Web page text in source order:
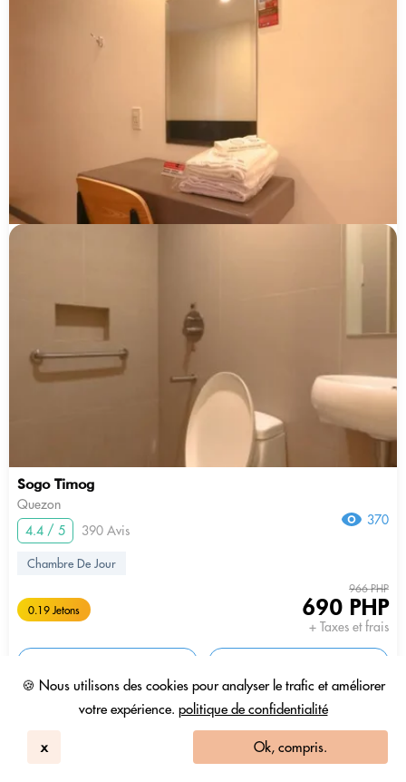
🍪 Nous utilisons des cookies pour analyser le trafic et améliorer
votre expérience. politique de confidentialité
x Ok, compris.
Sogo Timog
Quezon
4.4 / 5
390 Avis
370
Chambre De Jour
0.19 Jetons
966 PHP
690 PHP
+ Taxes et frais